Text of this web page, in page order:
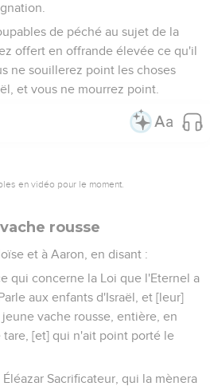
de péché au sujet de la
offert en offrande élevée ce qu'il
ne souillerez point les choses
et vous ne mourrez point.
en vidéo pour le moment.
rousse
et à Aaron, en disant :
qui concerne la Loi que l'Eternel a
aux enfants d'Israël, et [leur]
vache rousse, entière, en
[et] qui n'ait point porté le
Sacrificateur, qui la mènera